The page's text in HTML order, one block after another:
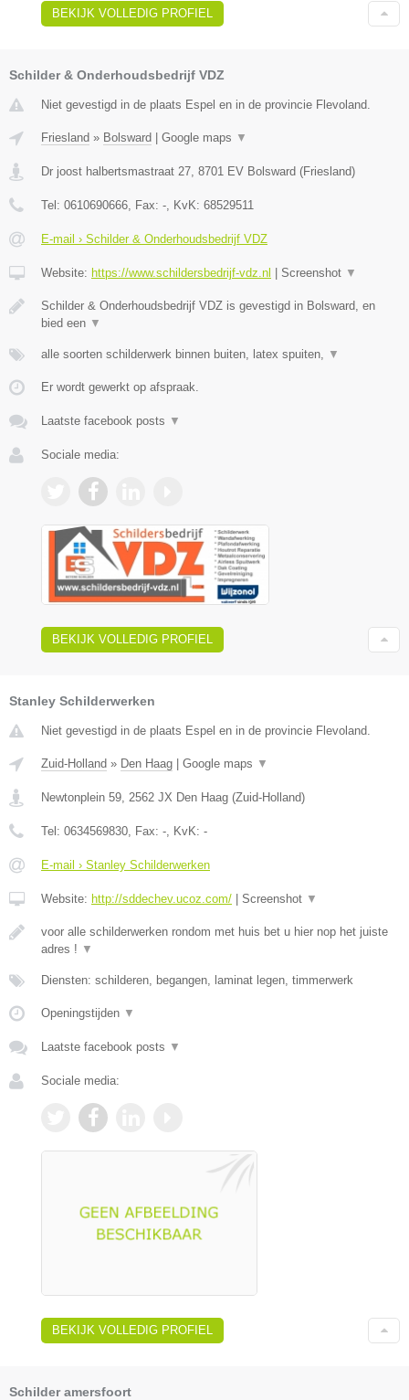
BEKIJK VOLLEDIG PROFIEL
Schilder & Onderhoudsbedrijf VDZ
Niet gevestigd in de plaats Espel en in de provincie Flevoland.
Friesland » Bolsward Google maps ▼
Dr joost halbertsmastraat 27 8701 EV Bolsward (Friesland)
Tel: 0610690666 , Fax: - , KvK: 68529511
E-mail › Schilder & Onderhoudsbedrijf VDZ
Website: https://www.schildersbedrijf-vdz.nl Screenshot ▼
Schilder & Onderhoudsbedrijf VDZ is gevestigd in Bolsward, en
bied een ▼
alle soorten schilderwerk binnen buiten, latex spuiten, ▼
Er wordt gewerkt op afspraak.
Laatste facebook posts ▼
Sociale media:
BEKIJK VOLLEDIG PROFIEL
Stanley Schilderwerken
Niet gevestigd in de plaats Espel en in de provincie Flevoland.
Zuid-Holland » Den Haag Google maps ▼
Newtonplein 59, 2562 JX Den Haag (Zuid-Holland)
Tel: 0634569830, Fax: -, KvK: -
E-mail › Stanley Schilderwerken
Website: http://sddechev.ucoz.com/ Screenshot ▼
voor alle schilderwerken rondom met huis bet u hier nop het juiste
adres ! ▼
Diensten: schilderen, begangen, laminat legen, timmerwerk
Openingstijden ▼
Laatste facebook posts ▼
Sociale media:
BEKIJK VOLLEDIG PROFIEL
Schilder amersfoort